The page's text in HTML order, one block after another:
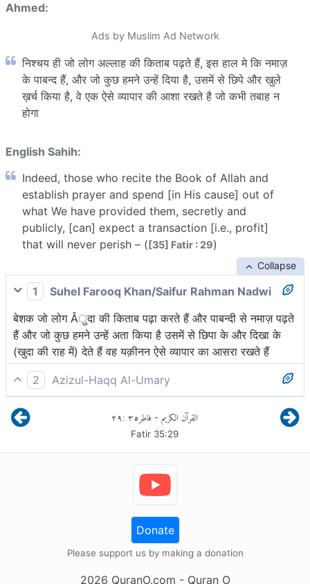
Ahmed:
Ads by Muslim Ad Network
निश्चय ही जो लोग अल्लाह की किताब पढ़ते हैं, इस हाल मे कि नमाज़
के पाबन्द हैं, और जो कुछ हमने उन्हें दिया है, उसमें से छिपे और खुले
ख़र्च किया है, वे एक ऐसे व्यापार की आशा रखते है जो कभी तबाह न
होगा
English Sahih:
Indeed, those who recite the Book of Allah and
establish prayer and spend [in His cause] out of
what We have provided them, secretly and
publicly, [can] expect a transaction [i.e., profit]
that will never perish – ([35] Fatir : 29)
Collapse
1
Suhel Farooq Khan/Saifur Rahman Nadwi
बेशक जो लोग Âुदा की किताब पढ़ा करते हैं और पाबन्दी से नमाज़ पढ़ते
हैं और जो कुछ हमने उन्हें अता किया है उसमें से छिपा के और दिखा के
(खुदा की राह में) देते हैं वह यक़ीनन ऐसे व्यापार का आसरा रखते हैं
2
Azizul-Haqq Al-Umary
वास्तव में, जो पढ़ते हैं अल्लाह की पुस्तक (क़ुर्आन), उन्होंने स्थापना की
नमाज़ की एवं दान किया उसमें से, जो हमने उन्हें प्रदान किया है, खुले
तथा छुपे, तो वही आशा रखते हैं ऐसे व्यापार की, जो कदापि हानिकर नहीं
होगा।
القرآن الكريم - فاطر٣٥:٢٩
Fatir 35:29
Donate
Please support us by making a donation
2026 QuranO.com - Quran O